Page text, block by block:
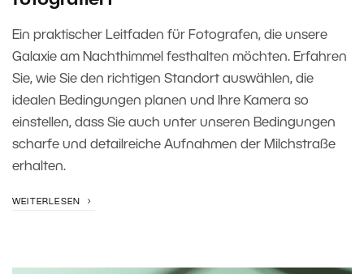
Ein praktischer Leitfaden für Fotografen, die unsere
Galaxie am Nachthimmel festhalten möchten. Erfahren
Sie, wie Sie den richtigen Standort auswählen, die
idealen Bedingungen planen und Ihre Kamera so
einstellen, dass Sie auch unter unseren Bedingungen
scharfe und detailreiche Aufnahmen der Milchstraße
erhalten.
WEITERLESEN